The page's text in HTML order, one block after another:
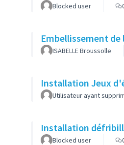
Blocked user
Embellissement de
ISABELLE Broussolle
Installation Jeux
Utilisateur ayant
Installation
Blocked user